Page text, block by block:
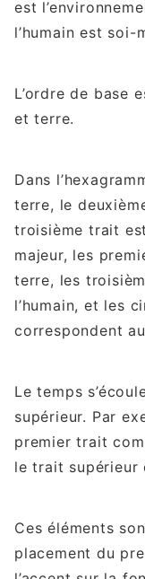
est
l’humain est
L’ordre de base
et terre.
Dans
terre, le
troisième trait
majeur, les
terre, les
l’humain, et les
correspondent
Le temps
supérieur. Par
premier trait
le trait supérieur
Ces éléments
placement du